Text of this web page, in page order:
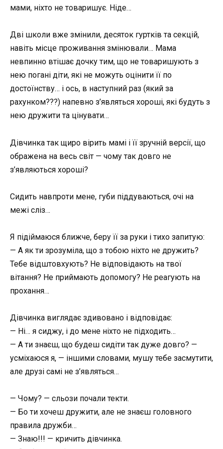
мами, ніхто не товаришує. Ніде…
Дві школи вже змінили, десяток гуртків та секцій,
навіть місце проживання змінювали… Мама
невпинно втішає дочку тим, що не товаришують з
нею погані діти, які не можуть оцінити її по
достоїнству… і ось, в наступний раз (який за
рахунком???) напевно з’являться хороші, які будуть з
нею дружити та цінувати…
Дівчинка так щиро вірить мамі і її зручній версії, що
ображена на весь світ — чому так довго не
з’являються хороші?
Сидить навпроти мене, губи піддуваються, очі на
межі сліз…
Я підіймаюся ближче, беру її за руки і тихо запитую:
— А як ти зрозуміла, що з тобою ніхто не дружить?
Тебе відштовхують? Не відповідають на твої
вітання? Не приймають допомогу? Не реагують на
прохання…
Дівчинка виглядає здивовано і відповідає:
— Ні… я сиджу, і до мене ніхто не підходить…
— А ти знаєш, що будеш сидіти так дуже довго? —
усміхаюся я, — іншими словами, мушу тебе засмутити,
але друзі самі не з’являться…
— Чому? — сльози почали текти.
— Бо ти хочеш дружити, але не знаєш головного
правила дружби…
— Знаю!!! — кричить дівчинка.